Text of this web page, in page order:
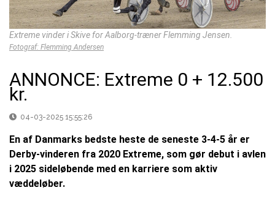
Extreme vinder i Skive for Aalborg-træner Flemming Jensen.
Fotograf: Flemming Andersen
ANNONCE: Extreme 0 + 12.500
kr.
04-03-2025 15:55:26
En af Danmarks bedste heste de seneste 3-4-5 år er
Derby-vinderen fra 2020 Extreme, som gør debut i avlen
i 2025 sideløbende med en karriere som aktiv
væddeløber.